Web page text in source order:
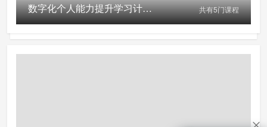
数字化个人能力提升学习计划(免费参与活动请扫左侧二维码) 共有5门课程